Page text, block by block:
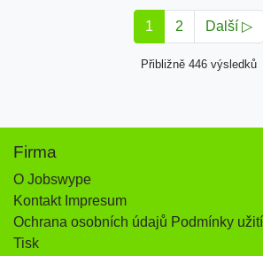
1 2 Další ▷
Přibližně 446 výsledků
Firma
O Jobswype
Kontakt Impresum
Ochrana osobních údajů Podmínky užití
Tisk